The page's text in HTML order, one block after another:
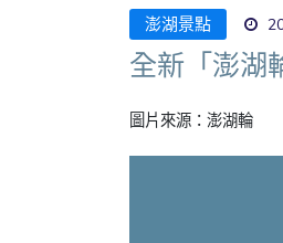
澎湖景點
全新「澎湖
圖片來源：澎湖輪